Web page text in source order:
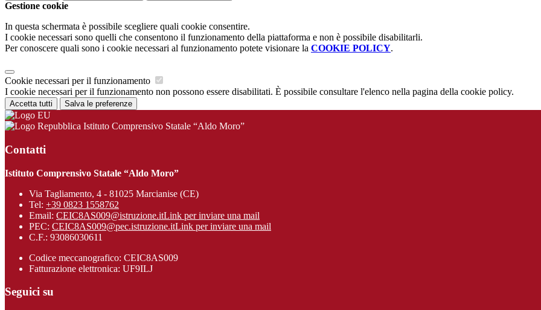
Gestione cookie
In questa schermata è possibile scegliere quali cookie consentire.
I cookie necessari sono quelli che consentono il funzionamento della piattaforma e non è possibile disabilitarli.
Per conoscere quali sono i cookie necessari al funzionamento potete visionare la COOKIE POLICY.
Cookie necessari per il funzionamento
I cookie necessari per il funzionamento non possono essere disabilitati. È possibile consultare l'elenco nella pagina della cookie policy.
Accetta tutti Salva le preferenze
Istituto Comprensivo Statale “Aldo Moro”
Contatti
Istituto Comprensivo Statale “Aldo Moro”
Via Tagliamento, 4 - 81025 Marcianise (CE)
Tel: +39 0823 1558762
Email: CEIC8AS009@istruzione.itLink per inviare una mail
PEC: CEIC8AS009@pec.istruzione.itLink per inviare una mail
C.F.: 93086030611
Codice meccanografico: CEIC8AS009
Fatturazione elettronica: UF9ILJ
Seguici su